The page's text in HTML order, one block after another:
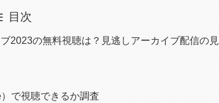
目次
2023の無料視聴は？見逃しアーカイブ配信の見
で視聴できるか調査